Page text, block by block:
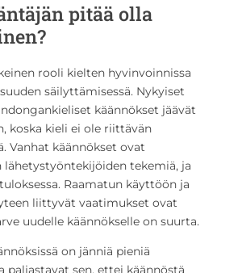
pitää olla
rooli kielten hyvinvoinnissa
säilyttämisessä. Nykyiset
käännökset jäävät
koska kieli ei ole riittävän
Vanhat käännökset ovat
lähetystyöntekijöiden tekemiä, ja
Raamatun käyttöön ja
liittyvät vaatimukset ovat
uudelle käännökselle on suurta.
on jänniä pieniä
paljastavat sen, ettei käännöstä